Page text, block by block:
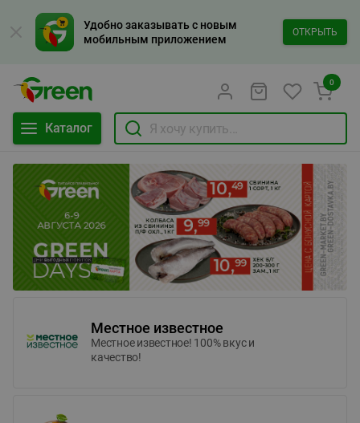
Удобно заказывать с новым
мобильным приложением
ОТКРЫТЬ
Каталог
0
Местное известное
Местное известное! 100% вкус и
качество!